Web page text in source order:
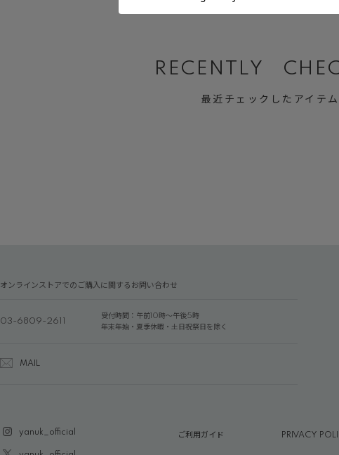
RECENTLY
最近チェックしたアイテム
オンラインストアでのご購入に関するお問い合わせ
03-6809-2611
受付時間：午前10時～午後5時
年末年始・夏季休暇・土日祝祭日を除く
MAIL
yanuk_official ご利用ガイド PRIVACY